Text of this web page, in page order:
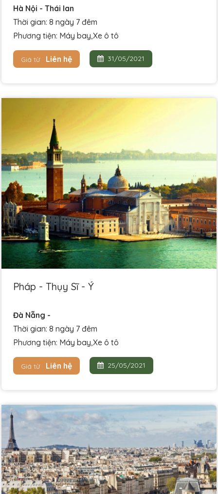
Hà Nội - Thái lan
Thời gian: 8 ngày 7 đêm
Phương tiện: Máy bay,Xe ô tô
Giá từLiên hệ 31/05/2021
Pháp - Thụy Sĩ - Ý
Đà Nẵng -
Thời gian: 8 ngày 7 đêm
Phương tiện: Máy bay,Xe ô tô
Giá từLiên hệ 25/05/2021